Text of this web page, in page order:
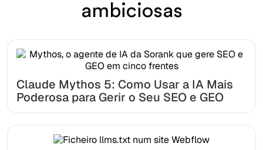
ambiciosas
Claude Mythos 5: Como Usar a IA Mais
Poderosa para Gerir o Seu SEO e GEO